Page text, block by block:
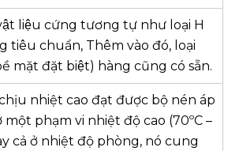
liệu cứng tương tự như loại H
tiêu chuẩn, Thêm vào đó, loại
mặt đặt biệt) hàng cũng có sẵn.
chịu nhiệt cao đạt được bộ nén áp
một phạm vi nhiệt độ cao (70ºC –
cả ở nhiệt độ phòng, nó cung